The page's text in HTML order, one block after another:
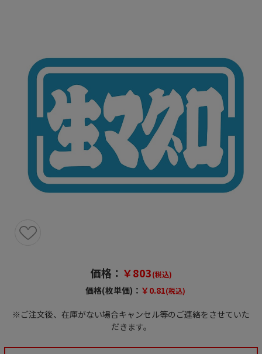
価格： ￥803(税込)
価格(枚単価)： ￥0.81(税込)
※ご注文後、在庫がない場合キャンセル等のご連絡をさせていた
だきます。